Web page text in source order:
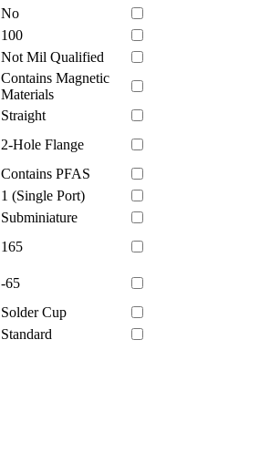
No
100
Not Mil Qualified
Contains Magnetic
Materials
Straight
2-Hole Flange
Contains PFAS
1 (Single Port)
Subminiature
165
-65
Solder Cup
Standard